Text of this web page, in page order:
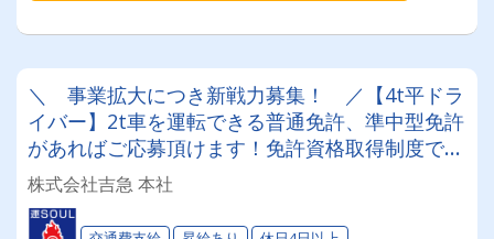
＼ 事業拡大につき新戦力募集！ ／【4t平ドラ
イバー】2t車を運転できる普通免許、準中型免許
があればご応募頂けます！免許資格取得制度でバ
ックアップ！働きやすい環境を心掛けてます！
株式会社吉急 本社